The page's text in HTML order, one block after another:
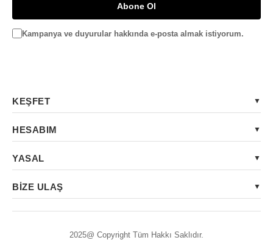
Abone Ol
Kampanya ve duyurular hakkında e-posta almak istiyorum.
KEŞFET
HESABIM
YASAL
BİZE ULAŞ
2025@ Copyright Tüm Hakkı Saklıdır.